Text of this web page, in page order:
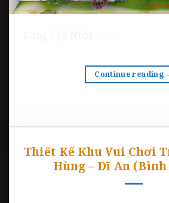
Continue reading
Thiết Kế Khu Vui Chơi
Hùng – Dĩ An